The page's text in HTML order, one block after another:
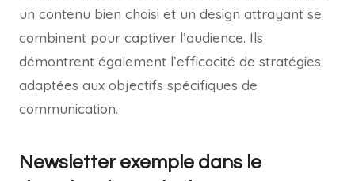
un contenu bien choisi et un design attrayant se
combinent pour captiver l’audience. Ils
démontrent également l’efficacité de stratégies
adaptées aux objectifs spécifiques de
communication.
Newsletter exemple dans le